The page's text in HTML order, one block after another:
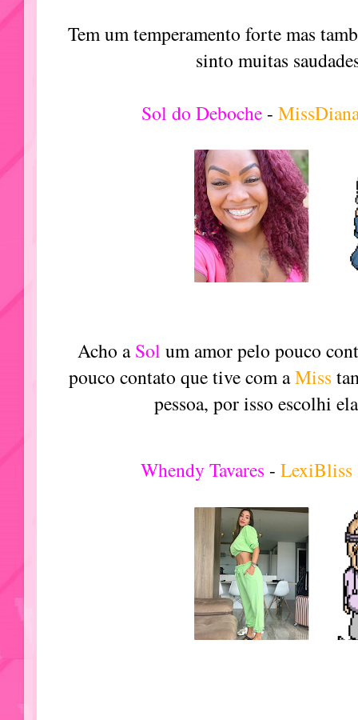
Tem um temperamento forte mas
sinto muitas
Sol do Deboche -
Acho aSol um amor pelo pouco
pouco contato que tive com aMiss
pessoa, por isso escolhi
Whendy Tavares -LexiBliss